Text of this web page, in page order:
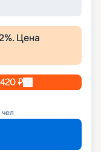
%. Цена
₽